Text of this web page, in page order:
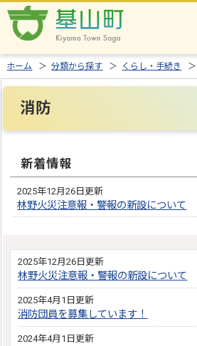
ホーム ＞分類から探す ＞ くらし・手続き ＞
消防
新着情報
2025年12月26日更新
林野火災注意報・警報の新設について
2025年12月26日更新
林野火災注意報・警報の新設について
2025年4月1日更新
消防団員を募集しています！
2024年4月1日更新